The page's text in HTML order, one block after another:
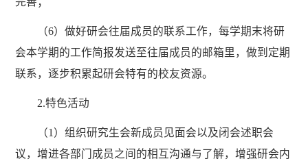
（6）做好研会往届成员的联系工作，每学期末将研
会本学期的工作简报发送至往届成员的邮箱里，做到定期
联系，逐步积累起研会特有的校友资源。
2.特色活动
（1）组织研究生会新成员见面会以及闭会述职会
议，增进各部门成员之间的相互沟通与了解，增强研会内